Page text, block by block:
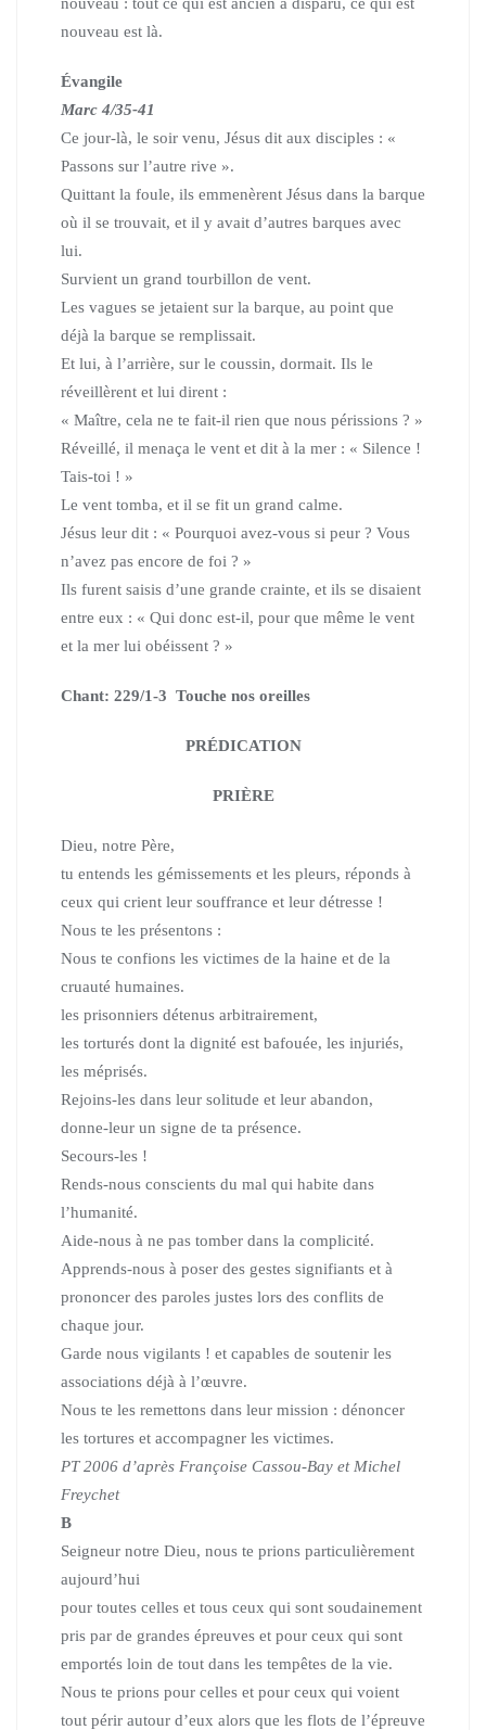
nouveau est là.
Évangile
Marc 4/35-41
Ce jour-là, le soir venu, Jésus dit aux disciples : «
Passons sur l’autre rive ».
Quittant la foule, ils emmenèrent Jésus dans la barque
où il se trouvait, et il y avait d’autres barques avec
lui.
Survient un grand tourbillon de vent.
Les vagues se jetaient sur la barque, au point que
déjà la barque se remplissait.
Et lui, à l’arrière, sur le coussin, dormait. Ils le
réveillèrent et lui dirent :
« Maître, cela ne te fait-il rien que nous périssions ? »
Réveillé, il menaça le vent et dit à la mer : « Silence !
Tais-toi ! »
Le vent tomba, et il se fit un grand calme.
Jésus leur dit : « Pourquoi avez-vous si peur ? Vous
n’avez pas encore de foi ? »
Ils furent saisis d’une grande crainte, et ils se disaient
entre eux : « Qui donc est-il, pour que même le vent
et la mer lui obéissent ? »
Chant: 229/1-3 Touche nos oreilles
PRÉDICATION
PRIÈRE
Dieu, notre Père,
tu entends les gémissements et les pleurs, réponds à
ceux qui crient leur souffrance et leur détresse !
Nous te les présentons :
Nous te confions les victimes de la haine et de la
cruauté humaines.
les prisonniers détenus arbitrairement,
les torturés dont la dignité est bafouée, les injuriés,
les méprisés.
Rejoins-les dans leur solitude et leur abandon,
donne-leur un signe de ta présence.
Secours-les !
Rends-nous conscients du mal qui habite dans
l’humanité.
Aide-nous à ne pas tomber dans la complicité.
Apprends-nous à poser des gestes signifiants et à
prononcer des paroles justes lors des conflits de
chaque jour.
Garde nous vigilants ! et capables de soutenir les
associations déjà à l’œuvre.
Nous te les remettons dans leur mission : dénoncer
les tortures et accompagner les victimes.
PT 2006 d’après Françoise Cassou-Bay et Michel
Freychet
B
Seigneur notre Dieu, nous te prions particulièrement
aujourd’hui
pour toutes celles et tous ceux qui sont soudainement
pris par de grandes épreuves et pour ceux qui sont
emportés loin de tout dans les tempêtes de la vie.
Nous te prions pour celles et pour ceux qui voient
tout périr autour d’eux alors que les flots de l’épreuve